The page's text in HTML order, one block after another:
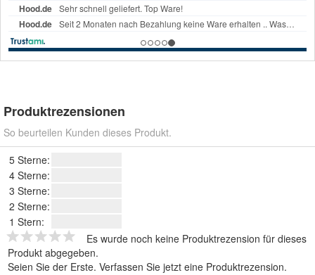
Produktrezensionen
So beurteilen Kunden dieses Produkt.
5 Sterne:
4 Sterne:
3 Sterne:
2 Sterne:
1 Stern:
Es wurde noch keine Produktrezension für dieses
Produkt abgegeben.
Seien Sie der Erste. Verfassen Sie jetzt eine Produktrezension.